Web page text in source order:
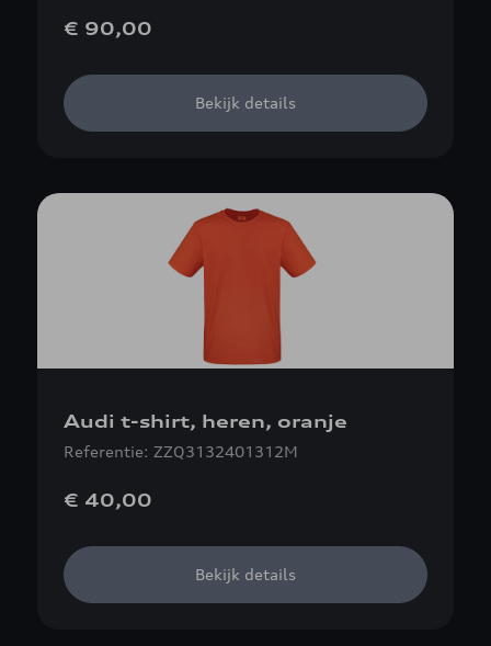
€ 90,00
Bekijk details
Audi t-shirt, heren, oranje
Referentie: ZZQ3132401312M
€ 40,00
Bekijk details